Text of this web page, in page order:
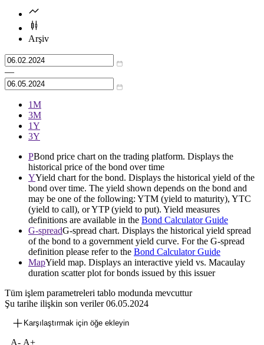
Arşiv
—
1М
3М
1Y
3Y
PBond price chart on the trading platform. Displays the
historical price of the bond over time
YYield chart for the bond. Displays the historical yield of the
bond over time. The yield shown depends on the bond and
may be one of the following: YTM (yield to maturity), YTC
(yield to call), or YTP (yield to put). Yield measures
definitions are available in the Bond Calculator Guide
G-spreadG-spread chart. Displays the historical yield spread
of the bond to a government yield curve. For the G-spread
definition please refer to the Bond Calculator Guide
MapYield map. Displays an interactive yield vs. Macaulay
duration scatter plot for bonds issued by this issuer
Tüm işlem parametreleri tablo modunda mevcuttur
Şu tarihe ilişkin son veriler06.05.2024
Karşılaştırmak için öğe ekleyin